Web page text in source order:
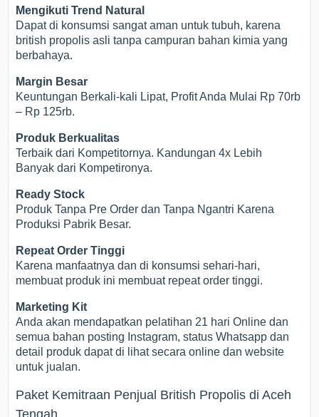
Mengikuti Trend Natural
Dapat di konsumsi sangat aman untuk tubuh, karena
british propolis asli tanpa campuran bahan kimia yang
berbahaya.
Margin Besar
Keuntungan Berkali-kali Lipat, Profit Anda Mulai Rp 70rb
– Rp 125rb.
Produk Berkualitas
Terbaik dari Kompetitornya. Kandungan 4x Lebih
Banyak dari Kompetironya.
Ready Stock
Produk Tanpa Pre Order dan Tanpa Ngantri Karena
Produksi Pabrik Besar.
Repeat Order Tinggi
Karena manfaatnya dan di konsumsi sehari-hari,
membuat produk ini membuat repeat order tinggi.
Marketing Kit
Anda akan mendapatkan pelatihan 21 hari Online dan
semua bahan posting Instagram, status Whatsapp dan
detail produk dapat di lihat secara online dan website
untuk jualan.
Paket Kemitraan Penjual British Propolis di Aceh
Tengah